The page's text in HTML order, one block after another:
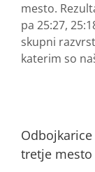
mesto.
pa 25:27,
skupni
katerim so
tretje mesto